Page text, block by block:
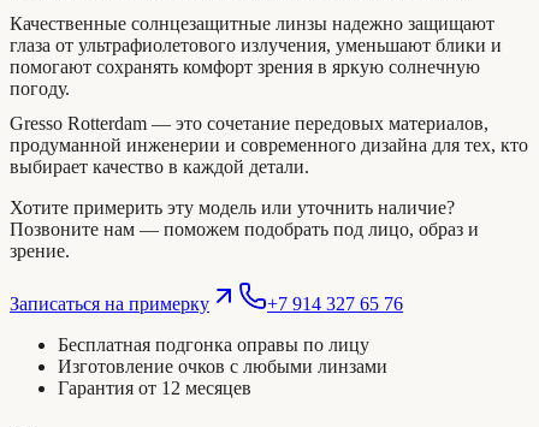
Качественные солнцезащитные линзы надежно защищают
глаза от ультрафиолетового излучения, уменьшают блики и
помогают сохранять комфорт зрения в яркую солнечную
погоду.
Gresso Rotterdam — это сочетание передовых материалов,
продуманной инженерии и современного дизайна для тех, кто
выбирает качество в каждой детали.
Хотите примерить эту модель или уточнить наличие?
Позвоните нам — поможем подобрать под лицо, образ и
зрение.
Записаться на примерку
+7 914 327 65 76
Бесплатная подгонка оправы по лицу
Изготовление очков с любыми линзами
Гарантия от 12 месяцев